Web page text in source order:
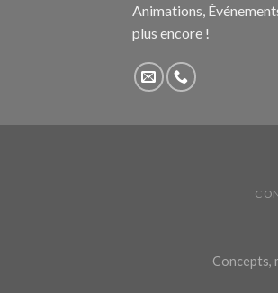
Animations,
plus encore !
Concepts,